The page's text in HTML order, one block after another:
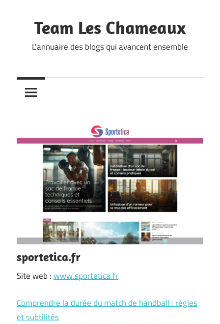
contentTeam Les Chameaux
L'annuaire des blogs qui avancent ensemble
sportetica.fr
Site web :www.sportetica.fr
Comprendre la durée du match de handball : règles
et subtilités